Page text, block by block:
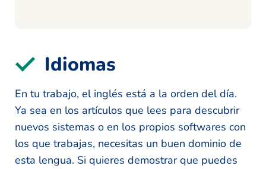
Idiomas
En tu trabajo, el inglés está a la orden del día.
Ya sea en los artículos que lees para descubrir
nuevos sistemas o en los propios softwares con
los que trabajas, necesitas un buen dominio de
esta lengua. Si quieres demostrar que puedes